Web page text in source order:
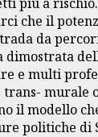
che il
da
dimostrata
e multi
murale
il modello
politiche di